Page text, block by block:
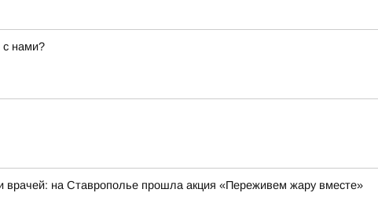
с нами?
на Ставрополье прошла акция «Переживем жару вместе»